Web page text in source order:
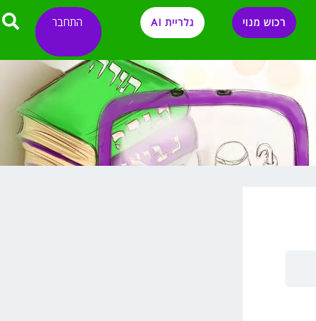
רכוש מנוי גלריית AI התחבר